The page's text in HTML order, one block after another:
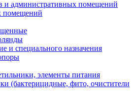
и административных помещений
помещений
и специального назначения
элементы питания
(бактерицидные, фито, очистители